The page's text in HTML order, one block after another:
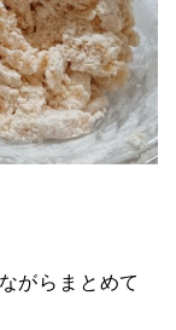
がらまとめて